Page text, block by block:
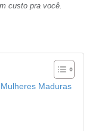
custo pra você.
Maduras